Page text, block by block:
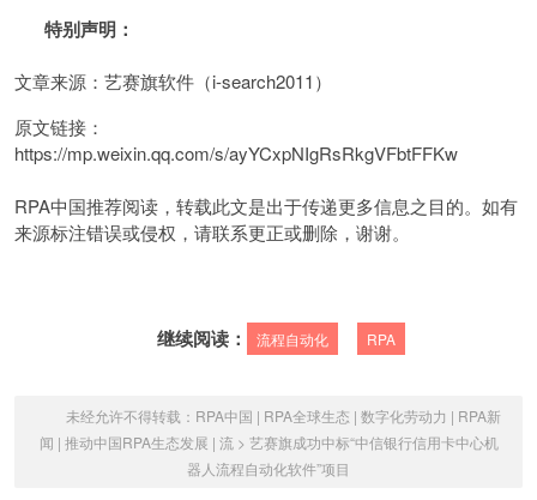
特别声明：
文章来源：艺赛旗软件（i-search2011）
原文链接：
https://mp.weixin.qq.com/s/ayYCxpNIgRsRkgVFbtFFKw
RPA中国推荐阅读，转载此文是出于传递更多信息之目的。如有
来源标注错误或侵权，请联系更正或删除，谢谢。
继续阅读： 流程自动化 RPA
未经允许不得转载： RPA中国 | RPA全球生态 | 数字化劳动力 | RPA新
闻 | 推动中国RPA生态发展 | 流 > 艺赛旗成功中标“中信银行信用卡中心机
器人流程自动化软件”项目